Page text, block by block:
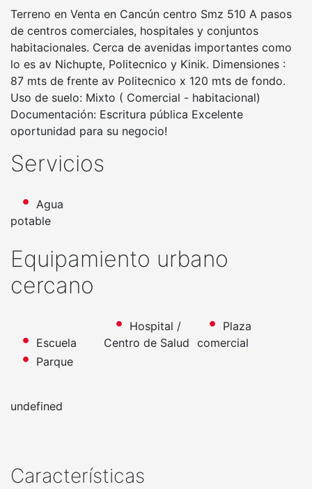
Características
Terreno en Venta en Cancún centro Smz 510 A pasos
de centros comerciales, hospitales y conjuntos
habitacionales. Cerca de avenidas importantes como
lo es av Nichupte, Politecnico y Kinik. Dimensiones :
87 mts de frente av Politecnico x 120 mts de fondo.
Uso de suelo: Mixto ( Comercial - habitacional)
Documentación: Escritura pública Excelente
oportunidad para su negocio!
Servicios
Agua
potable
Equipamiento urbano
cercano
Escuela
Hospital /
Centro de Salud
Plaza
comercial
Parque
undefined